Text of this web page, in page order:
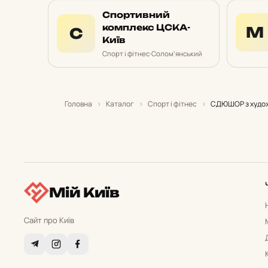
С
Спортивний
комплекс ЦСКА-
Київ
Спорт і фітнес·Солом’янський
М
Головна › Каталог › Спорт і фітнес › СДЮШОР з
Мій Київ
Сайт про Київ